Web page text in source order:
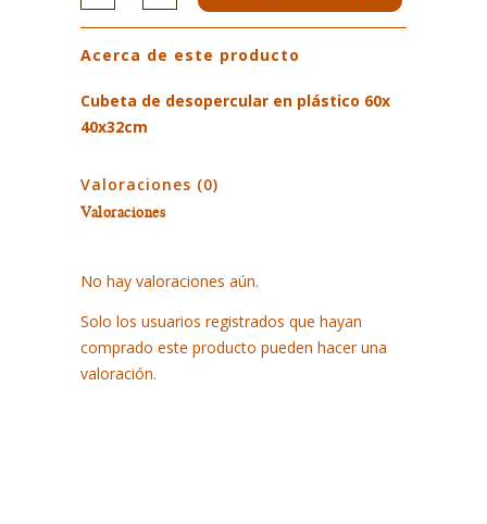
desopercular
en
plástico
60x40x32cm
quantity
Acerca de este producto
Cubeta de desopercular en plástico 60x
40x32cm
Valoraciones (0)
Valoraciones
No hay valoraciones aún.
Solo los usuarios registrados que hayan
comprado este producto pueden hacer una
valoración.